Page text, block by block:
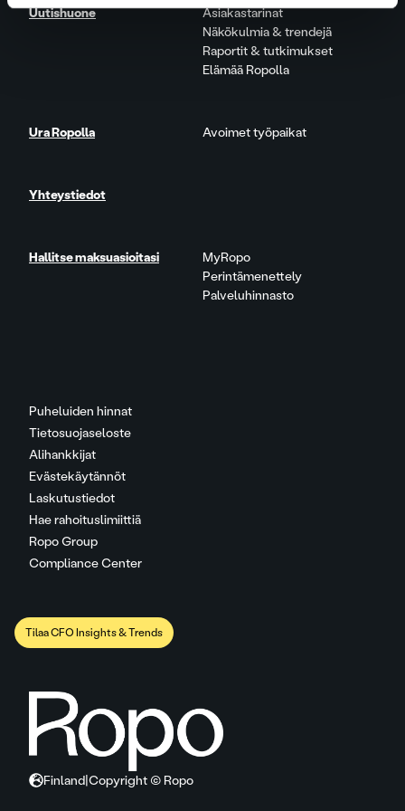
Puheluiden hinnat
Tietosuojaseloste
Alihankkijat
Evästekäytännöt
Laskutustiedot
Hae rahoituslimiittiä
Ropo Group
Compliance Center
Uutishuone
Asiakastarinat
Näkökulmia & trendejä
Raportit & tutkimukset
Elämää Ropolla
Ura Ropolla Avoimet työpaikat
Yhteystiedot
Hallitse maksuasioitasi
MyRopo
Perintämenettely
Palveluhinnasto
Tilaa CFO Insights & Trends
Finland Copyright © Ropo